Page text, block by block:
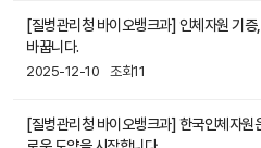
[질병관리청 바이오뱅크과] 인체자원 기
바꿉니다.
2025-12-10 조회11
[질병관리청 바이오뱅크과] 한국인체자